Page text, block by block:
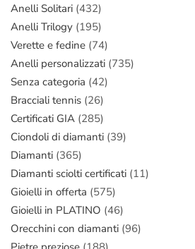
Anelli Solitari (432)
Anelli Trilogy (195)
Verette e fedine (74)
Anelli personalizzati (735)
Senza categoria (42)
Bracciali tennis (26)
Certificati GIA (285)
Ciondoli di diamanti (39)
Diamanti (365)
Diamanti sciolti certificati (11)
Gioielli in offerta (575)
Gioielli in PLATINO (46)
Orecchini con diamanti (96)